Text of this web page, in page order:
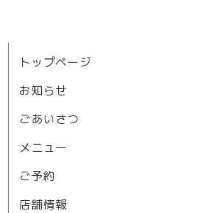
トップページ
お知らせ
ごあいさつ
メニュー
ご予約
店舗情報